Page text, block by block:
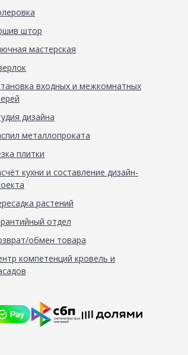
штор
мастерская
входных и межкомнатных
дизайна
металлопроката
плитки
кухни и составление дизайн-
растений
отдел
обмен товара
компетенций кровель и